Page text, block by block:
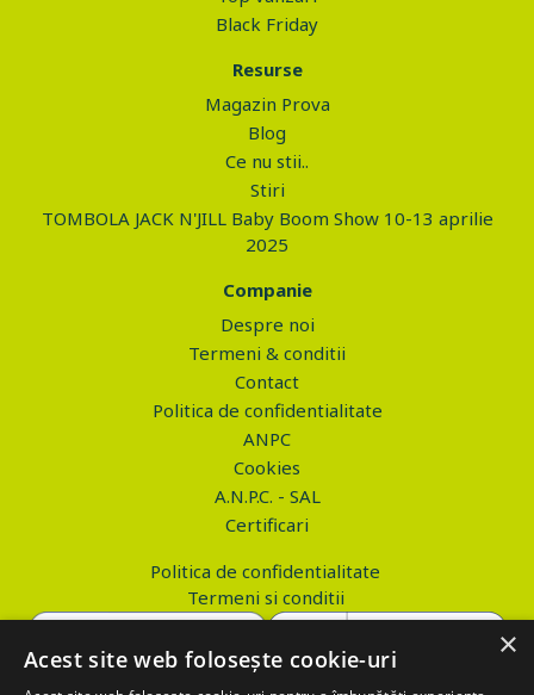
Black Friday
Resurse
Magazin Prova
Blog
Ce nu stii..
Stiri
TOMBOLA JACK N'JILL Baby Boom Show 10-13 aprilie
2025
Companie
Despre noi
Termeni & conditii
Contact
Politica de confidentialitate
ANPC
Cookies
A.N.P.C. - SAL
Certificari
Politica de confidentialitate
Termeni si conditii
×
Acest site web folosește cookie-uri